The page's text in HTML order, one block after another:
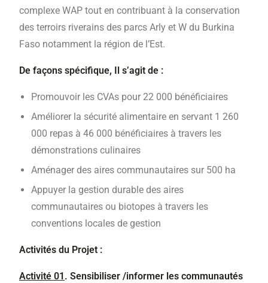
complexe WAP tout en contribuant à la conservation
des terroirs riverains des parcs Arly et W du Burkina
Faso notamment la région de l’Est.
De façons spécifique, Il s’agit de :
Promouvoir les CVAs pour 22 000 bénéficiaires
Améliorer la sécurité alimentaire en servant 1 260
000 repas à 46 000 bénéficiaires à travers les
démonstrations culinaires
Aménager des aires communautaires sur 500 ha
Appuyer la gestion durable des aires
communautaires ou biotopes à travers les
conventions locales de gestion
Activités du Projet :
Activité 01. Sensibiliser /informer les communautés